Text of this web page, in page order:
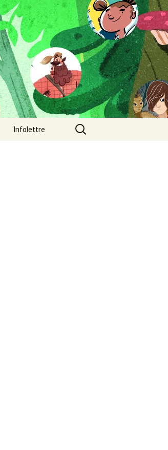
Infolettre Rechercher :